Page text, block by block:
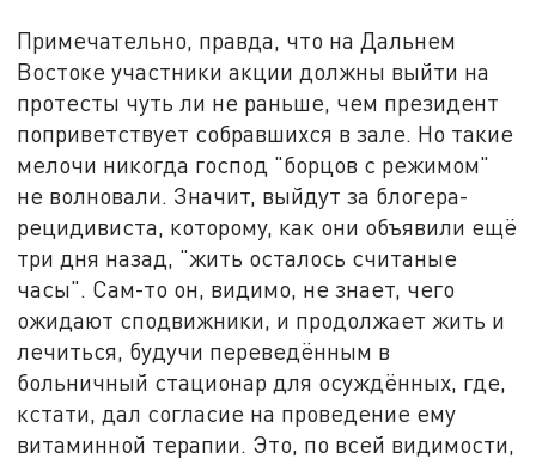
Примечательно, правда, что на Дальнем
Востоке участники акции должны выйти на
протесты чуть ли не раньше, чем президент
поприветствует собравшихся в зале. Но такие
мелочи никогда господ "борцов с режимом"
не волновали. Значит, выйдут за блогера-
рецидивиста, которому, как они объявили ещё
три дня назад, "жить осталось считаные
часы". Сам-то он, видимо, не знает, чего
ожидают сподвижники, и продолжает жить и
лечиться, будучи переведённым в
больничный стационар для осуждённых, где,
кстати, дал согласие на проведение ему
витаминной терапии. Это, по всей видимости,